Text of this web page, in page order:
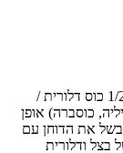
חומרים: 1 כוס דוחן 2 כוסות מים 1 בצל בינוני קצוץ 1/2 כוס דלורית /
פטרוזיליה, כוסברה) אופן
את הדוחן עם
בצל ודלורית